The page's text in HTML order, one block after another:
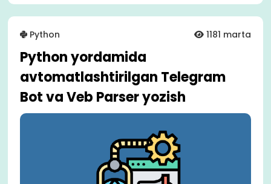
Python 1181 marta
Python yordamida
avtomatlashtirilgan Telegram
Bot va Veb Parser yozish